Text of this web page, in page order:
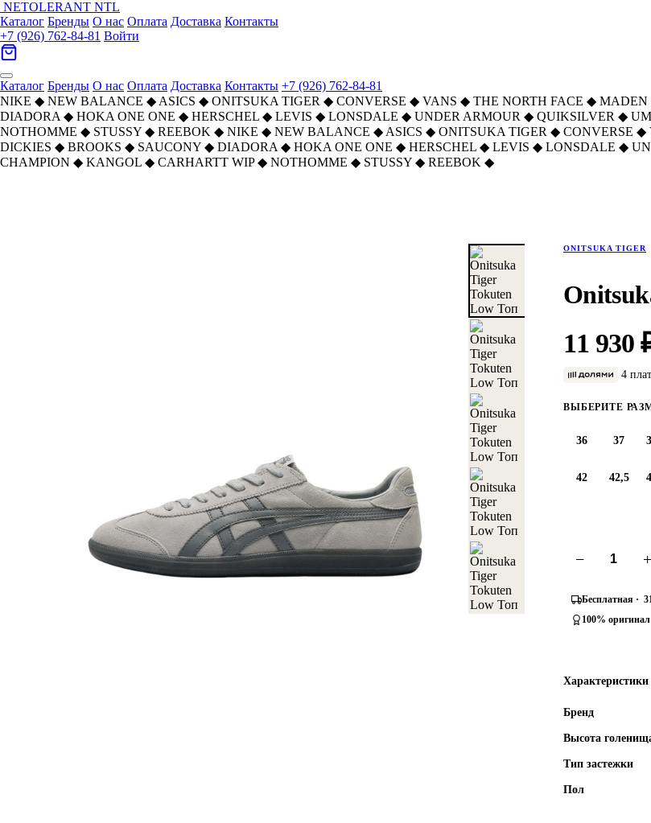
NETOLERANT NTL
Каталог Бренды О нас Оплата Доставка Контакты
+7 (926) 762-84-81 Войти
Каталог Бренды О нас Оплата Доставка Контакты +7 (926) 762-84-81
NIKE ◆ NEW BALANCE ◆ ASICS ◆ ONITSUKA TIGER ◆ CONVERSE ◆ VANS ◆ THE NORTH FACE ◆ MADEN
DIADORA ◆ HOKA ONE ONE ◆ HERSCHEL ◆ LEVIS ◆ LONSDALE ◆ UNDER ARMOUR ◆ QUIKSILVER ◆
NOTHOMME ◆ STUSSY ◆ REEBOK ◆ NIKE ◆ NEW BALANCE ◆ ASICS ◆ ONITSUKA TIGER ◆ CONVERSE ◆
DICKIES ◆ BROOKS ◆ SAUCONY ◆ DIADORA ◆ HOKA ONE ONE ◆ HERSCHEL ◆ LEVIS ◆ LONSDALE ◆
CHAMPION ◆ KANGOL ◆ CARHARTT WIP ◆ NOTHOMME ◆ STUSSY ◆ REEBOK ◆
ONITSUKA TIGER
11 930
4
ВЫБЕРИТЕ
36 37
42 42,5
− +
Бесплатная ·
100% оригинал
Характеристики
Бренд
Высота
Тип застежки
Пол